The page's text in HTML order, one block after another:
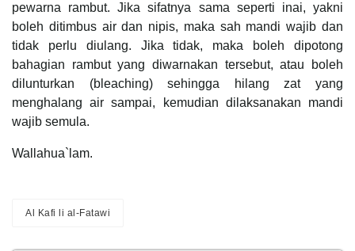
pewarna rambut. Jika sifatnya sama seperti inai, yakni
boleh ditimbus air dan nipis, maka sah mandi wajib dan
tidak perlu diulang. Jika tidak, maka boleh dipotong
bahagian rambut yang diwarnakan tersebut, atau boleh
dilunturkan (bleaching) sehingga hilang zat yang
menghalang air sampai, kemudian dilaksanakan mandi
wajib semula.
Wallahua`lam.
Al Kafi li al-Fatawi